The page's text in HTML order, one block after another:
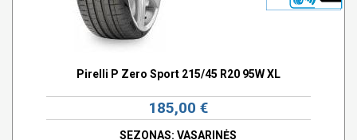
Pirelli P Zero Sport 215/45 R20 95W XL
185,00 €
SEZONAS: VASARINĖS